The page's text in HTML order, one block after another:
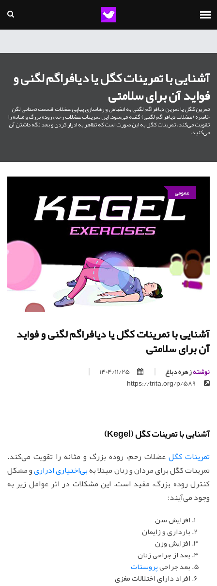
آشنایی با تمرینات کگل یا دیافراگم لگنی و
فواید آن برای سلامتی
تمرین کگل یا تمرین دیافراگم لگنی به انقباض و رهاسازی پیاپی عضلات قسمت تحتانی لگن
خاصره (عضلات دیافراگم لگنی) گفته می‌شود. این تمرینات عضلات رحم، روده بزرگ و مثانه را
تقویت می‌کند. تمرینات کگل به این صورت است که تظاهر به ادرار کردن و بعد نگه داشتن آن
می‌کنید.
عمومی
آشنایی با تمرینات کگل یا دیافراگم لگنی و فواید
آن برای سلامتی
نوشتهزهره دباغ
1404/11/25
آشنایی با تمرینات کگل (Kegel)
تمرینات کگلعضلات رحم، روده بزرگ و مثانه را تقویت می‌کند.
تمرینات کگل برای مردان و زنان مبتلا بهبی‌اختیاری ادراریو مشکل
کنترل روده بزرگ، مفید است. این مشکلات در اثر عوامل زیر به
وجود می‌آیند:
افزایش سن
بارداری و زایمان
افزایش وزن
بعد از جراحی زنان
بعد جراحیپروستات
افراد دارای اختلالات مغزی